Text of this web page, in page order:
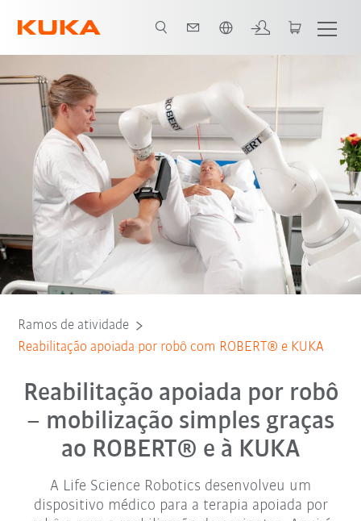
Todos os parceiros do sistema
Ramos de atividade
Reabilitação apoiada por robô com ROBERT® e KUKA
Reabilitação apoiada por robô
– mobilização simples graças
ao ROBERT® e à KUKA
A Life Science Robotics desenvolveu um
dispositivo médico para a terapia apoiada por